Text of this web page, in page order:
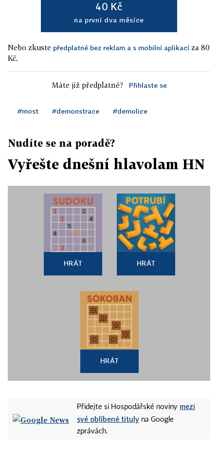
40 Kč
na první dva měsíce
Nebo zkuste předplatné bez reklam a s mobilní aplikací za 80
Kč.
Máte již předplatné? Přihlaste se
#most #demonstrace #demolice
Nudíte se na poradě?
Vyřešte dnešní hlavolam HN
HRÁT HRÁT
HRÁT
Přidejte si Hospodářské noviny mezi
své oblíbené tituly na Google
zprávách.